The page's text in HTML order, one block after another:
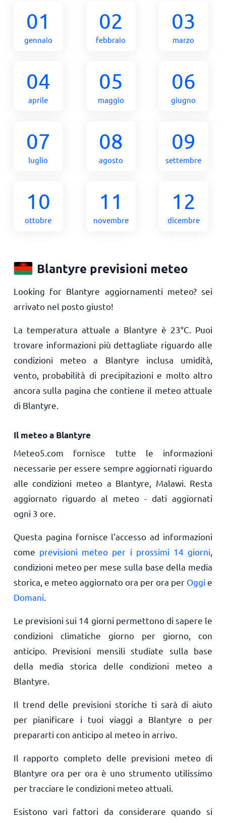
01
gennaio
02
febbraio
03
marzo
04
aprile
05
maggio
06
giugno
07
luglio
08
agosto
09
settembre
10
ottobre
11
novembre
12
dicembre
Blantyre previsioni meteo
Looking for Blantyre aggiornamenti meteo? sei
arrivato nel posto giusto!
La temperatura attuale a Blantyre è 23°C . Puoi
trovare informazioni più dettagliate riguardo alle
condizioni meteo a Blantyre inclusa umidità,
vento, probabilità di precipitazioni e molto altro
ancora sulla pagina che contiene il meteo attuale
di Blantyre.
Il meteo a Blantyre
Meteo5.com fornisce tutte le informazioni
necessarie per essere sempre aggiornati riguardo
alle condizioni meteo a Blantyre, Malawi. Resta
aggiornato riguardo al meteo - dati aggiornati
ogni 3 ore.
Questa pagina fornisce l'accesso ad informazioni
come previsioni meteo per i prossimi 14 giorni
condizioni meteo per mese sulla base della media
storica, e meteo aggiornato ora per ora per Oggi e
Domani
Le previsioni sui 14 giorni permettono di sapere le
condizioni climatiche giorno per giorno, con
anticipo. Previsioni mensili studiate sulla base
della media storica delle condizioni meteo a
Blantyre.
Il trend delle previsioni storiche ti sarà di aiuto
per pianificare i tuoi viaggi a Blantyre o per
prepararti con anticipo al meteo in arrivo.
Il rapporto completo delle previsioni meteo di
Blantyre ora per ora è uno strumento utilissimo
per tracciare le condizioni meteo attuali.
Esistono vari fattori da considerare quando si